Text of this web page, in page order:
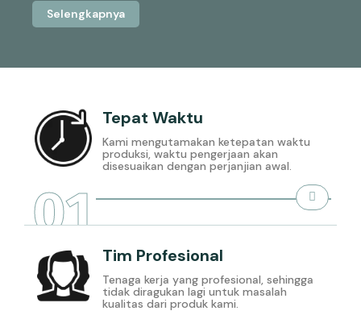
Selengkapnya
Tepat Waktu
Kami mengutamakan ketepatan waktu
produksi, waktu pengerjaan akan
disesuaikan dengan perjanjian awal.
01
Tim Profesional
Tenaga kerja yang profesional, sehingga
tidak diragukan lagi untuk masalah
kualitas dari produk kami.